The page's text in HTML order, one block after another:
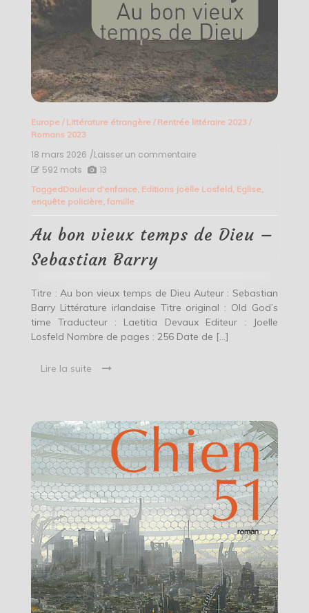
Europe/ Littérature étrangère/ Rentrée littéraire 2023/
Romans 2023
18 mars 2026 /Laisser un commentaireon
vieux
Dieu
–
592 mots 13
TaggedDouleur d'enfance, Editions Joëlle Losfeld Eglise,
enquête policière, famille
Au bon vieux temps de Dieu –
Sebastian Barry
Titre : Au bon vieux temps de Dieu Auteur : Sebastian
Barry Littérature irlandaise Titre original : Old God’s
time Traducteur : Laetitia Devaux Editeur : Joelle
Losfeld Nombre de pages : 256 Date de […]
Lire la suite